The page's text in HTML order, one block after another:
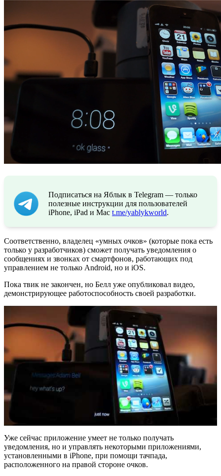
Подписаться на Яблык в Telegram — только
полезные инструкции для пользователей
iPhone, iPad и Mac t.me/yablykworld.
Соответственно, владелец «умных очков» (которые пока есть
только у разработчиков) сможет получать уведомления о
сообщениях и звонках от смартфонов, работающих под
управлением не только Android, но и iOS.
Пока твик не закончен, но Белл уже опубликовал видео,
демонстрирующее работоспособность своей разработки.
Уже сейчас приложение умеет не только получать
уведомления, но и управлять некоторыми приложениями,
установленными в iPhone, при помощи тачпада,
расположенного на правой стороне очков.